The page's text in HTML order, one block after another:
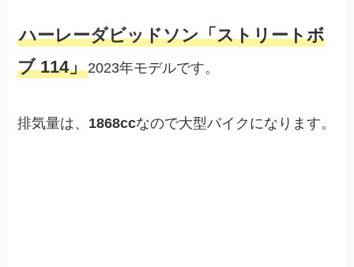
ハーレーダビッドソン「ストリートボ
ブ 114」2023年モデルです。
排気量は、 1868ccなので大型バイクになります。